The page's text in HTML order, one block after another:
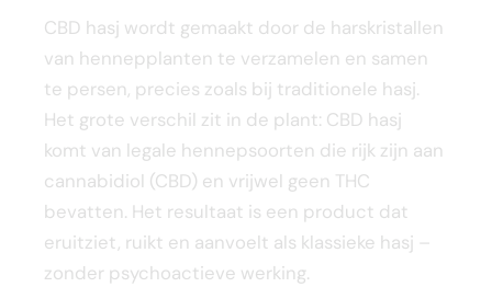
CBD hasj wordt gemaakt door de harskristallen
van hennepplanten te verzamelen en samen
te persen, precies zoals bij traditionele hasj.
Het grote verschil zit in de plant: CBD hasj
komt van legale hennepsoorten die rijk zijn aan
cannabidiol (CBD) en vrijwel geen THC
bevatten. Het resultaat is een product dat
eruitziet, ruikt en aanvoelt als klassieke hasj –
zonder psychoactieve werking.